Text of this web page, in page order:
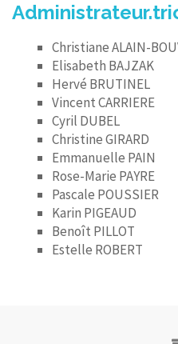
Christiane ALAIN-
Elisabeth BAJZAK
Hervé BRUTINEL
Vincent CARRIERE
Cyril DUBEL
Christine GIRARD
Emmanuelle PAIN
Rose-Marie PAYRE
Pascale POUSSIER
Karin PIGEAUD
Benoît PILLOT
Estelle ROBERT